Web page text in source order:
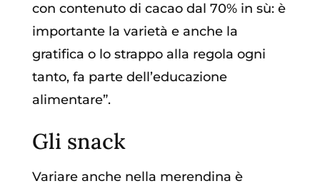
con contenuto di cacao dal 70% in sù: è
importante la varietà e anche la
gratifica o lo strappo alla regola ogni
tanto, fa parte dell’educazione
alimentare”.
Gli snack
Variare anche nella merendina è